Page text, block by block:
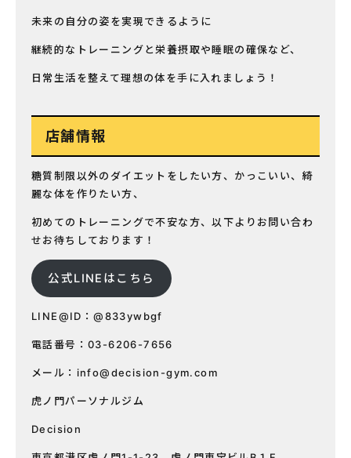
未来の自分の姿を実現できるように
継続的なトレーニングと栄養摂取や睡眠の確保など、
日常生活を整えて理想の体を手に入れましょう！
店舗情報
糖質制限以外のダイエットをしたい方、かっこいい、綺
麗な体を作りたい方、
初めてのトレーニングで不安な方、以下よりお問い合わ
せお待ちしております！
公式LINEはこちら
LINE@ID：@833ywbgf
電話番号：03-6206-7656
メール： info@decision-gym.com
虎ノ門パーソナルジム
Decision